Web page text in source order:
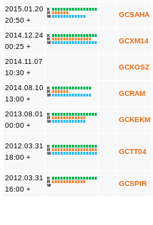
2015.01.20
20:50 +
K
R
W
GCSAHA
2014.12.24
00:25 +
K
R
W
GCXM14
2014.11.07
10:30 +
GCKOSZ
2014.08.10
13:00 +
K
R
W
GCRAM
2013.08.01
00:00 +
K
R
W
GCKEKM
2012.03.31
18:00 +
K
R
W
GCTT04
2012.03.31
16:00 +
K
R
W
GCSPIR